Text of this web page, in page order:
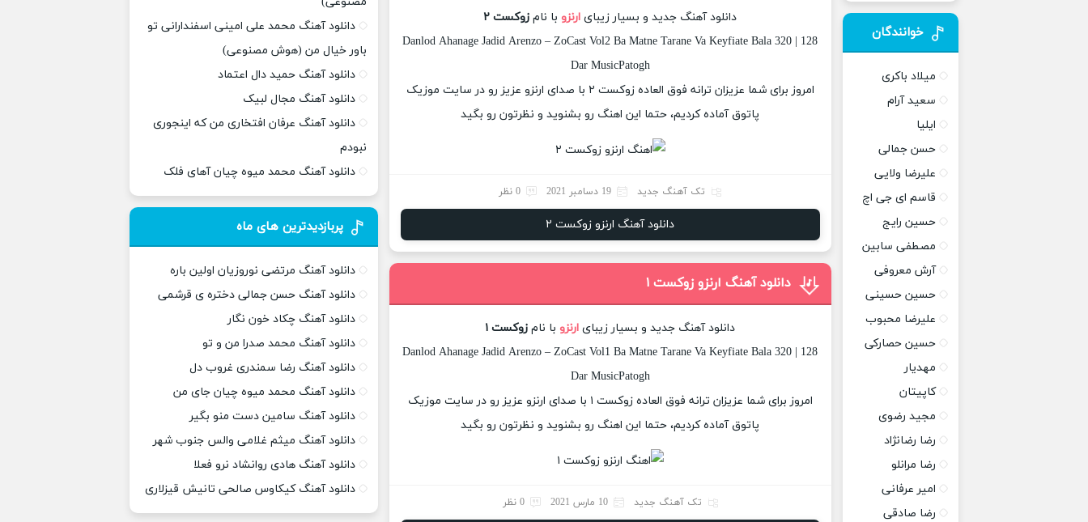
دانلود آهنگ جدید و بسیار زیبای ارنزوبا نام زوکست ۲
Danlod Ahanage Jadid Arenzo – ZoCast Vol2 Ba Matne Tarane Va Keyfiate Bala 320 | 128
Dar MusicPatogh
امروز برای شما عزیزان ترانه فوق العاده زوکست ۲ با صدای ارنزو عزیز رو در سایت موزیک
پاتوق آماده کردیم، حتما این اهنگ رو بشنوید و نظرتون رو بگید
تک آهنگ جدید 19 دسامبر 2021 0 نظر
دانلود آهنگ ارنزو زوکست ۲
دانلود آهنگ ارنزو زوکست ۱
دانلود آهنگ جدید و بسیار زیبای ارنزوبا نام زوکست ۱
Danlod Ahanage Jadid Arenzo – ZoCast Vol1 Ba Matne Tarane Va Keyfiate Bala 320 | 128
Dar MusicPatogh
امروز برای شما عزیزان ترانه فوق العاده زوکست ۱ با صدای ارنزو عزیز رو در سایت موزیک
پاتوق آماده کردیم، حتما این اهنگ رو بشنوید و نظرتون رو بگید
تک آهنگ جدید 10 مارس 2021 0 نظر
خوانندگان
میلاد باکری
سعید آرام
ایلیا
حسن جمالی
علیرضا ولایی
قاسم ای جی اچ
حسین رایج
مصطفی سابین
آرش معروفی
حسین حسینی
علیرضا محبوب
حسین حصارکی
مهدیار
کاپیتان
مجید رضوی
رضا رضانژاد
رضا مرانلو
امیر عرفانی
رضا صادقی
دانلود آهنگ محمد علی امینی اسفندارانی تو
باور خیال من (هوش مصنوعی)
دانلود آهنگ حمید دال اعتماد
دانلود آهنگ مجال لبیک
دانلود آهنگ عرفان افتخاری من که اینجوری
نبودم
دانلود آهنگ محمد میوه چیان آهای فلک
پربازدیدترین های ماه
دانلود آهنگ مرتضی نوروزیان اولین باره
دانلود آهنگ حسن جمالی دختره ی قرشمی
دانلود آهنگ چکاد خون نگار
دانلود آهنگ محمد صدرا من و تو
دانلود آهنگ رضا سمندری غروب دل
دانلود آهنگ محمد میوه چیان جای من
دانلود آهنگ سامین دست منو بگیر
دانلود آهنگ میثم غلامی والس جنوب شهر
دانلود آهنگ هادی روانشاد نرو فعلا
دانلود آهنگ کیکاوس صالحی تانیش قیزلاری